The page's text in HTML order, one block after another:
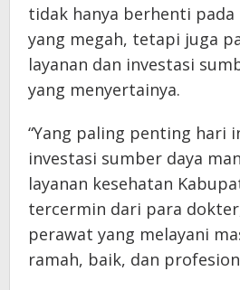
tidak hanya berhenti
yang megah, tetapi juga
layanan dan investasi
yang menyertainya.
“Yang paling penting hari
investasi sumber daya
layanan kesehatan
tercermin dari para
perawat yang melayani
ramah, baik, dan